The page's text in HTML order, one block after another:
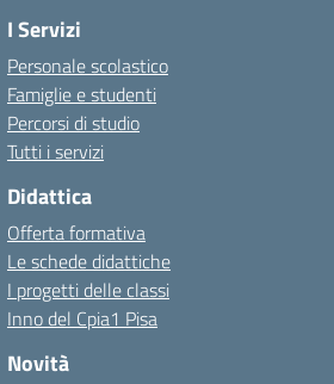
I Servizi
Personale scolastico
Famiglie e studenti
Percorsi di studio
Tutti i servizi
Didattica
Offerta formativa
Le schede didattiche
I progetti delle classi
Inno del Cpia1 Pisa
Novità